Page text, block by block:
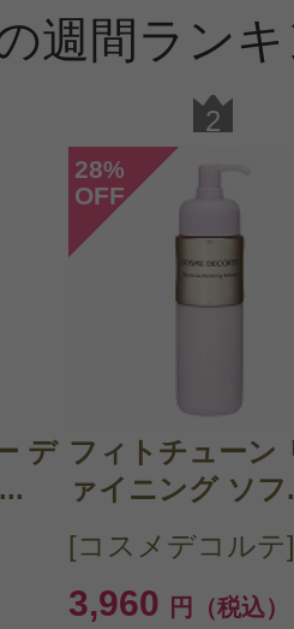
週間ラン
デ
2
28%
OFF
フィトチューン
ァイニング ソフ
[コスメデコルテ]
3,960 円（税込）